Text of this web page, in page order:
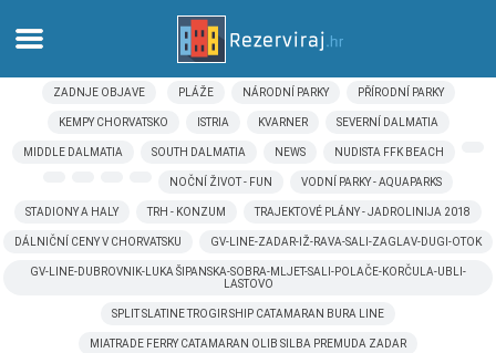
Domů
Apartmány
Turistické informace
Pláže
Webkamery
ZADNJE OBJAVE PLÁŽE NÁRODNÍ PARKY PŘÍRODNÍ PARKY
KEMPY CHORVATSKO ISTRIA KVARNER SEVERNÍ DALMATIA
MIDDLE DALMATIA SOUTH DALMATIA NEWS NUDISTA FFK BEACH
NOČNÍ ŽIVOT - FUN VODNÍ PARKY - AQUAPARKS
STADIONY A HALY TRH - KONZUM TRAJEKTOVÉ PLÁNY - JADROLINIJA 2018
DÁLNIČNÍ CENY V CHORVATSKU GV-LINE-ZADAR-IŽ-RAVA-SALI-ZAGLAV-DUGI-OTOK
GV-LINE-DUBROVNIK-LUKA ŠIPANSKA-SOBRA-MLJET-SALI-POLAČE-KORČULA-UBLI-
LASTOVO
SPLIT SLATINE TROGIR SHIP CATAMARAN BURA LINE
MIATRADE FERRY CATAMARAN OLIB SILBA PREMUDA ZADAR